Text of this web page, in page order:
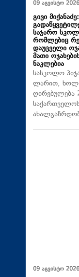
09 აგვისტო
გივი
საჯარო
რომლებიც
დაუცველი
მათი
ნაკლებია
სასკოლო
ლარით, ხოლო
ღირებულება
09 აგვისტო